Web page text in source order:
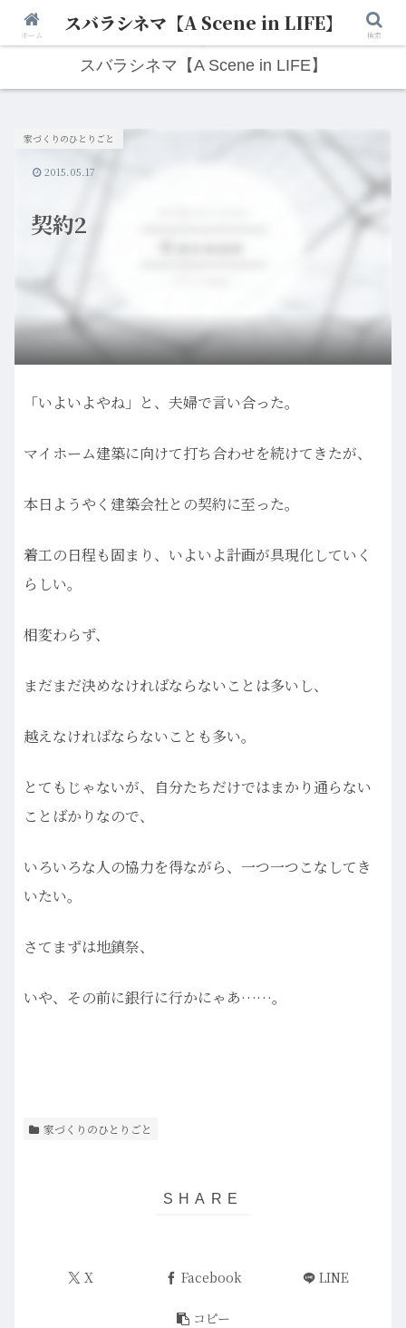
人生は“ひとりごと”から始まる。映画と写真と日々のこと。
スバラシネマ【A Scene in LIFE】
契約2
家づくりのひとりごと
2015.05.17
「いよいよやね」と、夫婦で言い合った。
マイホーム建築に向けて打ち合わせを続けてきたが、
本日ようやく建築会社との契約に至った。
着工の日程も固まり、いよいよ計画が具現化していく
らしい。
相変わらず、
まだまだ決めなければならないことは多いし、
越えなければならないことも多い。
とてもじゃないが、自分たちだけではまかり通らない
ことばかりなので、
いろいろな人の協力を得ながら、一つ一つこなしてき
いたい。
さてまずは地鎮祭、
いや、その前に銀行に行かにゃあ……。
家づくりのひとりごと
X Facebook LINE
コピー
ホーム スバラシネマ【A Scene in LIFE】 検索